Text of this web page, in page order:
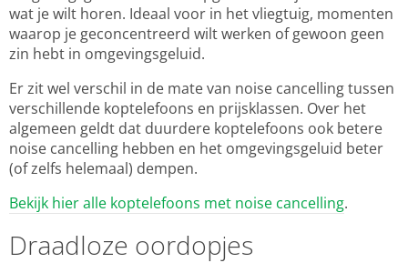
wat je wilt horen. Ideaal voor in het vliegtuig, momenten
waarop je geconcentreerd wilt werken of gewoon geen
zin hebt in omgevingsgeluid.
Er zit wel verschil in de mate van noise cancelling tussen
verschillende koptelefoons en prijsklassen. Over het
algemeen geldt dat duurdere koptelefoons ook betere
noise cancelling hebben en het omgevingsgeluid beter
(of zelfs helemaal) dempen.
Bekijk hier alle koptelefoons met noise cancelling.
Draadloze oordopjes